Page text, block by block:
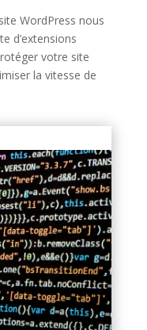
WordPress nous
d’extensions
votre site
la vitesse de